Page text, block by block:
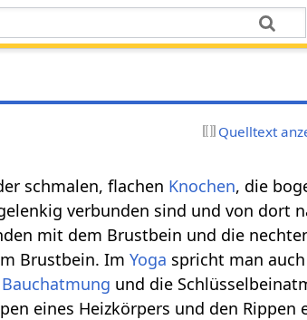
Quelltext
schmalen, flachen Knochen, die
verbunden sind und von dort
mit dem Brustbein und die
Brustbein. ImYoga spricht man
Bauchatmung und die
eines Heizkörpers und den Rippen